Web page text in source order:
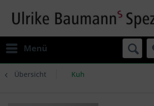
Menü
Übersicht Kuh